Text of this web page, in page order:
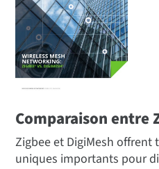
Comparaison entre
Zigbee et DigiMesh offrent
uniques importants pour